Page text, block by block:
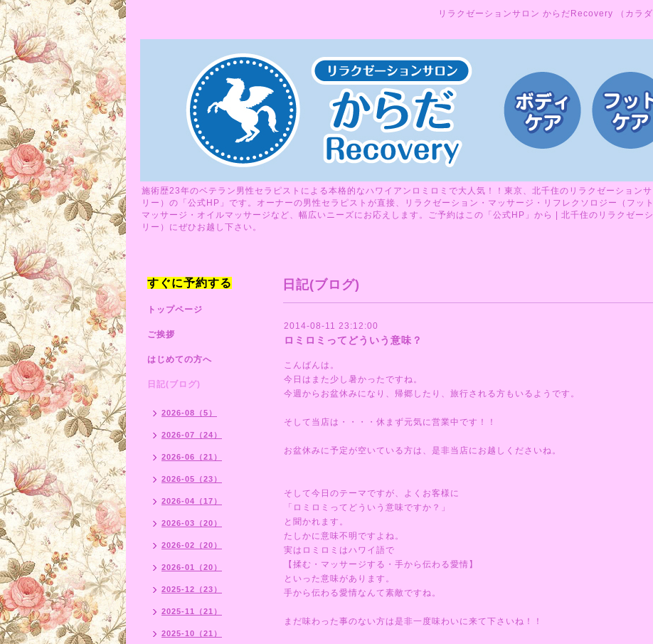
リラクゼーションサロン からだRecovery （カラダ
施術歴23年のベテラン男性セラピストによる本格的なハワイアンロミロミで大人気！！東京、北千住のリラクゼーション
リー）の「公式HP」です。オーナーの男性セラピストが直接、リラクゼーション・マッサージ・リフレクソロジー（フッ
マッサージ・オイルマッサージなど、幅広いニーズにお応えします。ご予約はこの「公式HP」から | 北千住のリラクゼー
リー）にぜひお越し下さい。
日記(ブログ)
2014-08-11 23:12:00
ロミロミってどういう意味？
こんばんは。
今日はまた少し暑かったですね。
今週からお盆休みになり、帰郷したり、旅行される方もいるようです。
そして当店は・・・・休まず元気に営業中です！！
お盆休みに予定が空いている方は、是非当店にお越しくださいね。
そして今日のテーマですが、よくお客様に
「ロミロミってどういう意味ですか？」
と聞かれます。
たしかに意味不明ですよね。
実はロミロミはハワイ語で
【揉む・マッサージする・手から伝わる愛情】
といった意味があります。
手から伝わる愛情なんて素敵ですね。
まだ味わった事のない方は是非一度味わいに来て下さいね！！
すぐに予約する
トップページ
ご挨拶
はじめての方へ
日記(ブログ)
2026-08（5）
2026-07（24）
2026-06（21）
2026-05（23）
2026-04（17）
2026-03（20）
2026-02（20）
2026-01（20）
2025-12（23）
2025-11（21）
2025-10（21）